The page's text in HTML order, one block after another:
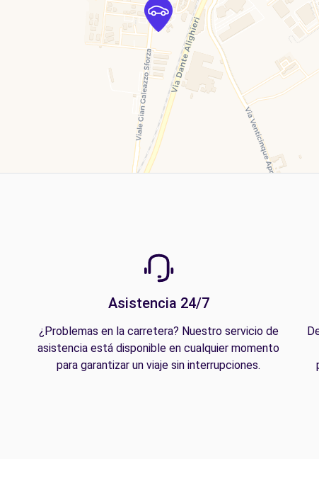
Asistencia 24/7
¿Problemas en la carretera? Nuestro servicio de
asistencia está disponible en cualquier momento
para garantizar un viaje sin interrupciones.